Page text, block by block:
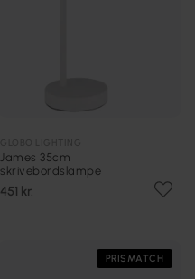
James 35cm
skrivebordslampe
451 kr.
PRISMATCH